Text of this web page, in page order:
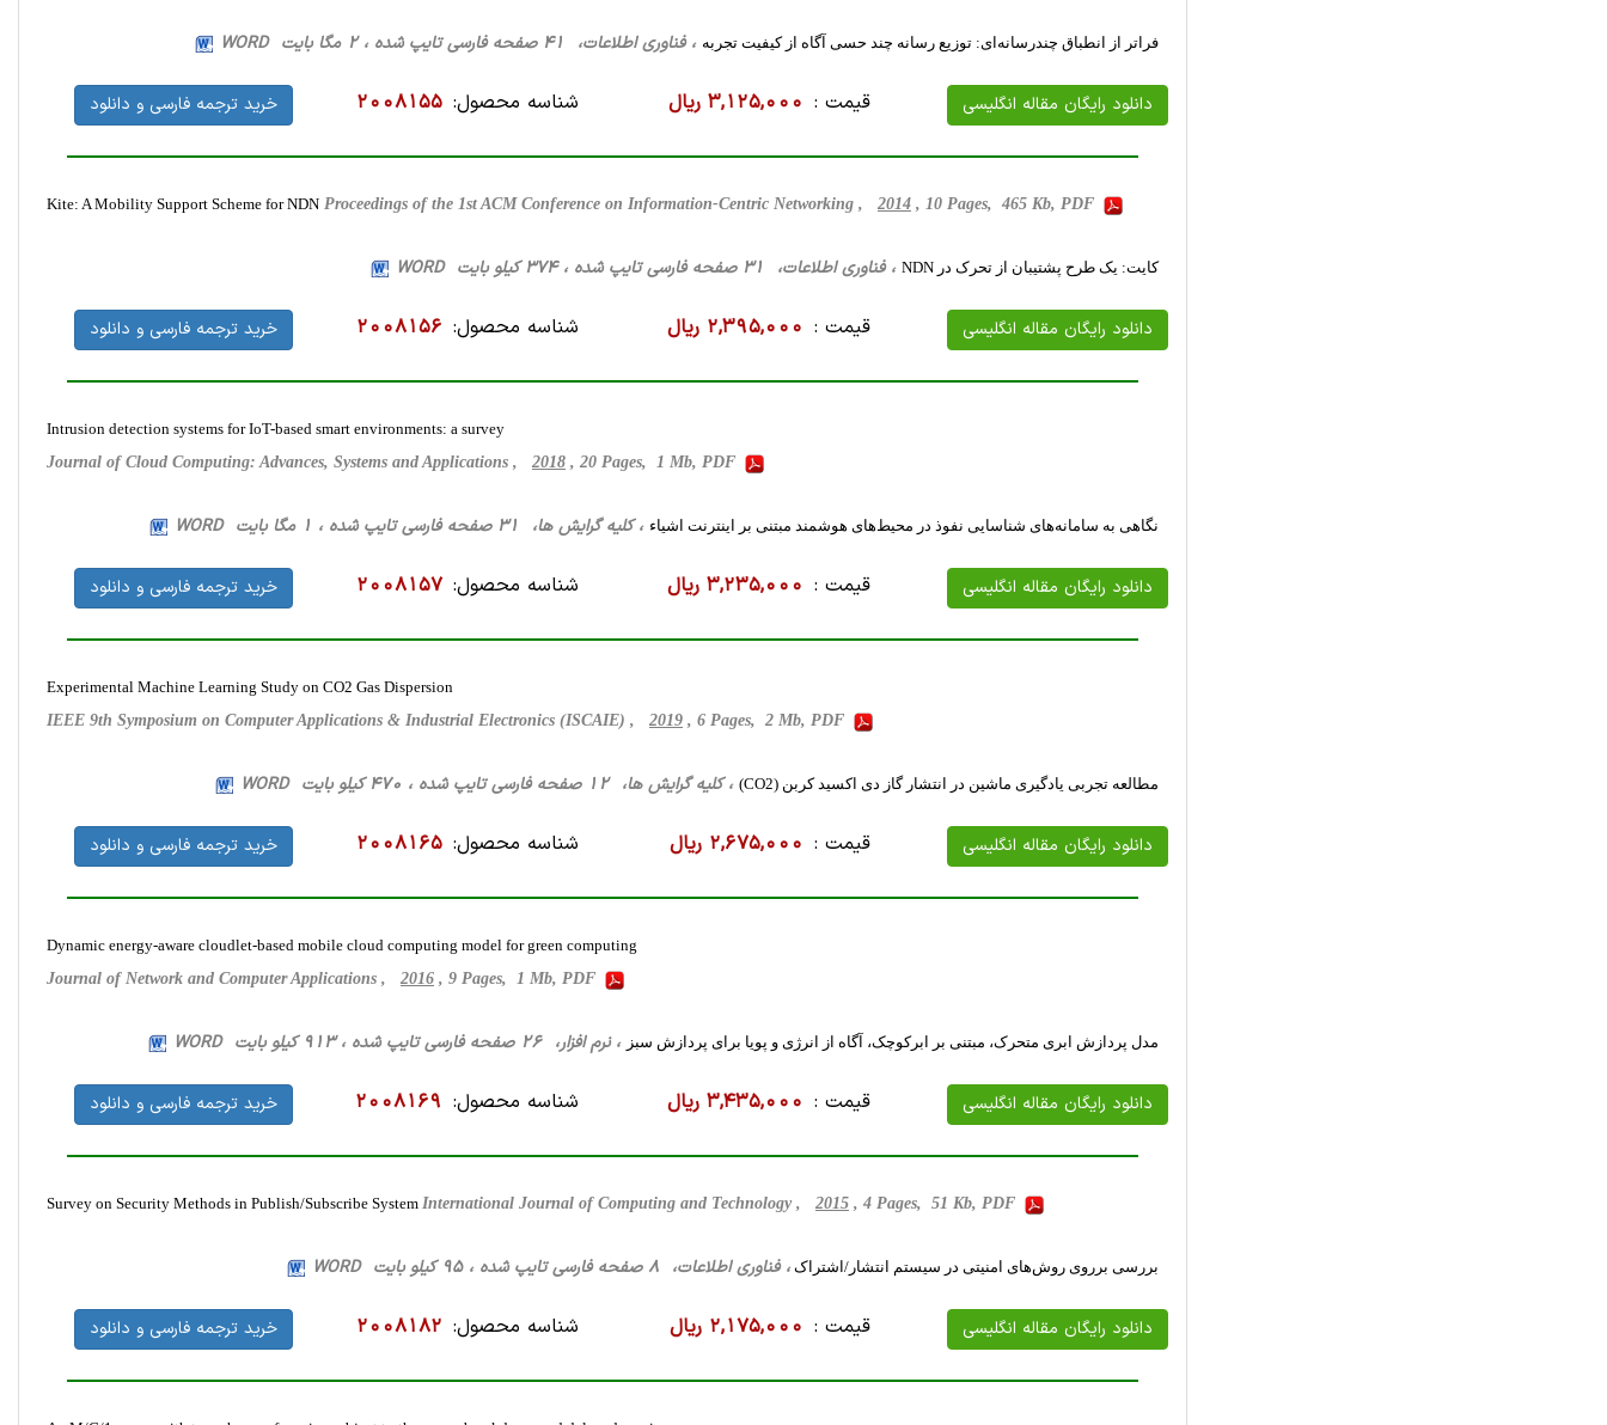
فراتر از انطباق چندرسانه‌ای: توزیع رسانه چند حسی آگاه از کیفیت تجربه ، فناوری اطلاعات، 41 صفحه فارسی تایپ شده ، 2 مگا بایت WORD
دانلود رایگان مقاله انگلیسی قیمت : 3,125,000 ریال شناسه محصول: 2008155 خرید ترجمه فارسی و دانلود
Kite: A Mobility Support Scheme for NDN Proceedings of the 1st ACM Conference on Information-Centric Networking , 2014 , 10 Pages, 465 Kb, PDF
کایت: یک طرح پشتیبان از تحرک در NDN ، فناوری اطلاعات، 31 صفحه فارسی تایپ شده ، 374 کیلو بایت WORD
دانلود رایگان مقاله انگلیسی قیمت : 2,395,000 ریال شناسه محصول: 2008156 خرید ترجمه فارسی و دانلود
Intrusion detection systems for IoT-based smart environments: a survey
Journal of Cloud Computing: Advances, Systems and Applications , 2018 , 20 Pages, 1 Mb, PDF
نگاهی به سامانه‌های شناسایی نفوذ در محیط‌های هوشمند مبتنی بر اینترنت اشیاء ، کلیه گرایش ها، 31 صفحه فارسی تایپ شده ، 1 مگا بایت WORD
دانلود رایگان مقاله انگلیسی قیمت : 3,235,000 ریال شناسه محصول: 2008157 خرید ترجمه فارسی و دانلود
Experimental Machine Learning Study on CO2 Gas Dispersion
IEEE 9th Symposium on Computer Applications & Industrial Electronics (ISCAIE) , 2019 , 6 Pages, 2 Mb, PDF
مطالعه تجربی یادگیری ماشین در انتشار گاز دی اکسید کربن (CO2) ، کلیه گرایش ها، 12 صفحه فارسی تایپ شده ، 470 کیلو بایت WORD
دانلود رایگان مقاله انگلیسی قیمت : 2,675,000 ریال شناسه محصول: 2008165 خرید ترجمه فارسی و دانلود
Dynamic energy-aware cloudlet-based mobile cloud computing model for green computing
Journal of Network and Computer Applications , 2016 , 9 Pages, 1 Mb, PDF
مدل پردازش ابری متحرک، مبتنی بر ابرکوچک، آگاه از انرژی و پویا برای پردازش سبز ، نرم افزار، 26 صفحه فارسی تایپ شده ، 913 کیلو بایت WORD
دانلود رایگان مقاله انگلیسی قیمت : 3,435,000 ریال شناسه محصول: 2008169 خرید ترجمه فارسی و دانلود
Survey on Security Methods in Publish/Subscribe System International Journal of Computing and Technology , 2015 , 4 Pages, 51 Kb, PDF
بررسی برروی روش‌های امنیتی در سیستم انتشار/اشتراک ، فناوری اطلاعات، 8 صفحه فارسی تایپ شده ، 95 کیلو بایت WORD
دانلود رایگان مقاله انگلیسی قیمت : 2,175,000 ریال شناسه محصول: 2008182 خرید ترجمه فارسی و دانلود